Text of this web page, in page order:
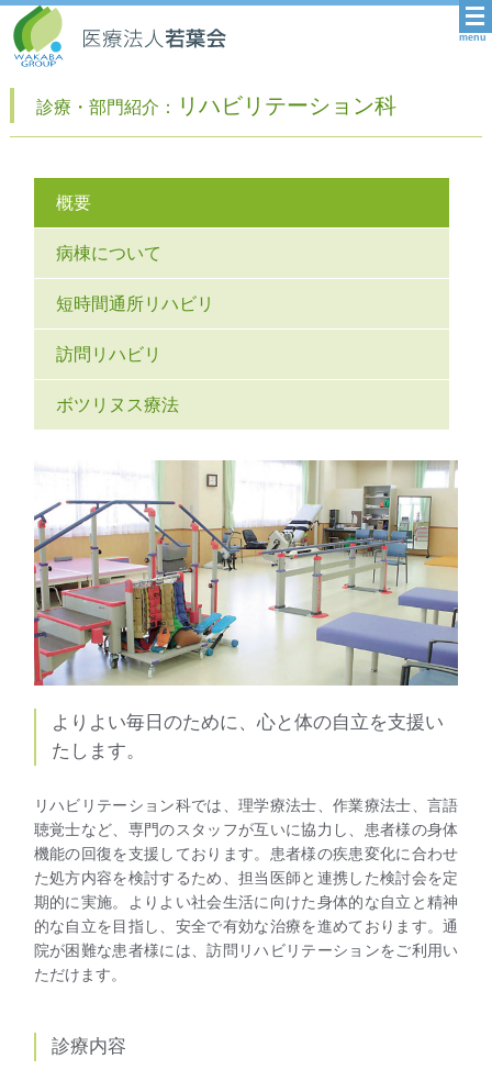
menu
診療・部門紹介： リハビリテーション科
概要
病棟について
短時間通所リハビリ
訪問 リハビリ
ボツリヌス療法
よりよい毎日のために、心と体の自立を支援い
たします。
リハビリテーション科では、理学療法士、作業療法士、言語
聴覚士など、専門のスタッフが互いに協力し、患者様の身体
機能の回復を支援しております。患者様の疾患変化に合わせ
た処方内容を検討するため、担当医師と連携した検討会を定
期的に実施。よりよい社会生活に向けた身体的な自立と精神
的な自立を目指し、安全で有効な治療を進めております。通
院が困難な患者様には、訪問リハビリテーションをご利用い
ただけます。
診療内容